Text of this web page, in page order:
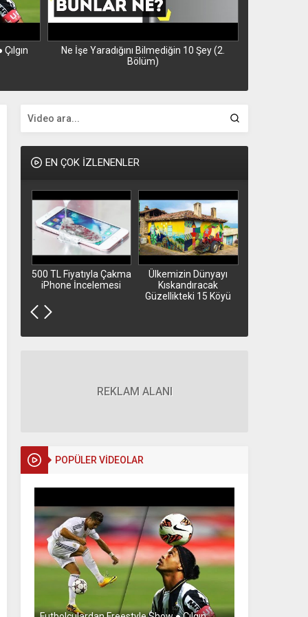
Ne İşe Yaradığını Bilmediğin 10 Şey (2.
Bölüm)
EN ÇOK İZLENENLER
500 TL Fiyatıyla Çakma
iPhone İncelemesi
Ülkemizin Dünyayı
Kıskandıracak
Güzellikteki 15 Köyü
REKLAM ALANI
POPÜLER VİDEOLAR